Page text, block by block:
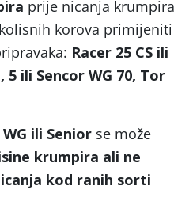
prije nicanja krumpira
korova primijeniti
Racer 25 CS ili
5 ili Sencor WG 70, Tor
ili Senior se može
krumpira ali ne
kod ranih sorti